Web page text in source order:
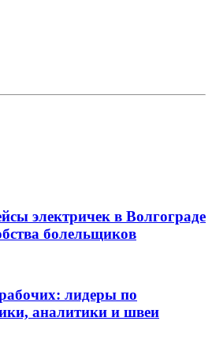
электричек в Волгограде
болельщиков
лидеры по
аналитики и швеи